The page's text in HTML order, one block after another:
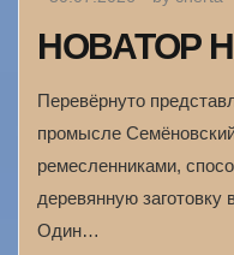
НОВАТОР
Перевёрнуто
промысле
ремесленниками,
деревянную заготовку
Один…